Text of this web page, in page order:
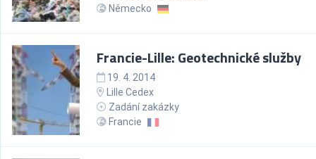
Německo
Francie-Lille: Geotechnické služby
19. 4. 2014
Lille Cedex
Zadání zakázky
Francie